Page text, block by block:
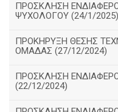
ΠΡΟΣΚΛΗΣΗ
ΨΥΧΟΛΟΓΟΥ (24/1/2025)
ΠΡΟΚΗΡΥΞΗ ΘΕΣΗΣ
ΟΜΑΔΑΣ (27/12/2024)
ΠΡΟΣΚΛΗΣΗ
(22/12/2024)